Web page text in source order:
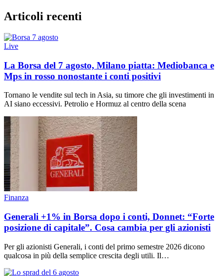
Articoli recenti
Live
La Borsa del 7 agosto, Milano piatta: Mediobanca e
Mps in rosso nonostante i conti positivi
Tornano le vendite sul tech in Asia, su timore che gli investimenti in
AI siano eccessivi. Petrolio e Hormuz al centro della scena
Finanza
Generali +1% in Borsa dopo i conti, Donnet: “Forte
posizione di capitale”. Cosa cambia per gli azionisti
Per gli azionisti Generali, i conti del primo semestre 2026 dicono
qualcosa in più della semplice crescita degli utili. Il…